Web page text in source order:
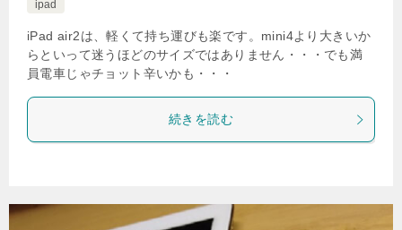
ipad
iPad air2は、軽くて持ち運びも楽です。mini4より大きいか
らといって迷うほどのサイズではありません・・・でも満
員電車じゃチョット辛いかも・・・
続きを読む